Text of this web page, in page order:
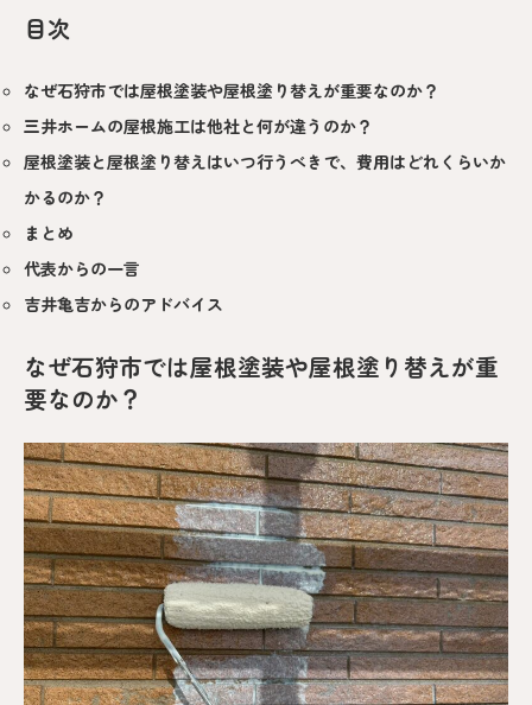
目次
なぜ石狩市では屋根塗装や屋根塗り替えが重要なのか？
三井ホームの屋根施工は他社と何が違うのか？
屋根塗装と屋根塗り替えはいつ行うべきで、費用はどれくらいか
かるのか？
まとめ
代表からの一言
吉井亀吉からのアドバイス
なぜ石狩市では屋根塗装や屋根塗り替えが重
要なのか？